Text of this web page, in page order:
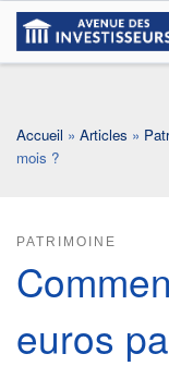
Passer au contenu
Accueil » Articles »
mois ?
PATRIMOINE
euros